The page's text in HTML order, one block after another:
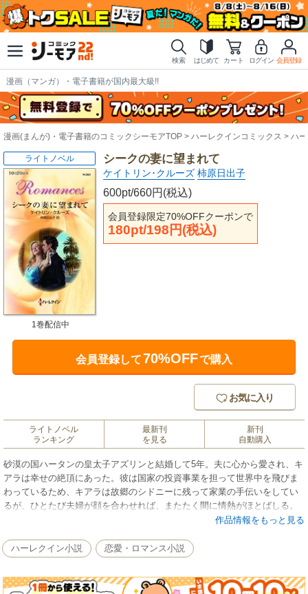
検索 はじめて カート ログイン 会員登録
漫画（マンガ）・電子書籍が国内最大級!!
漫画(まんが)・電子書籍のコミックシーモアTOP ハーレクインコミックス ハ
シークの妻に望まれて
ケイトリン･クルーズ 柿原日出子
600pt/660円(税込)
会員登録限定70%OFFクーポンで
180pt/198円(税込)
ライトノベル
1巻配信中
会員登録して70%OFFで購入
お気に入り
ライトノベル
ランキング
最新刊
を見る
新刊
自動購入
砂漠の国ハータンの皇太子アズリンと結婚して5年。夫に心から愛され、キ
アラは幸せの絶頂にあった。彼は国家の投資事業を担って世界中を飛びま
わっているため、キアラは故郷のシドニーに残って家業の手伝いをしてい
るが、ひとたび夫婦が顔を合わせれば、またたく間に情熱がほとばしる。
そんな愛の形に酔いしれていた二人に、ある日ハータンから急報が届く。
は未来の王妃として、慌ただしくハータンの宮殿へと移った。だがそこに
待っていたのは、よそ者に対する人々の冷たい視線と、まるで人が変わっ
ヒーローを描いて人気急上昇中のC・クルーズ。華やかな世界を描き、うっ
作品情報をもっと見る
ハーレクイン小説 恋愛・ロマンス小説